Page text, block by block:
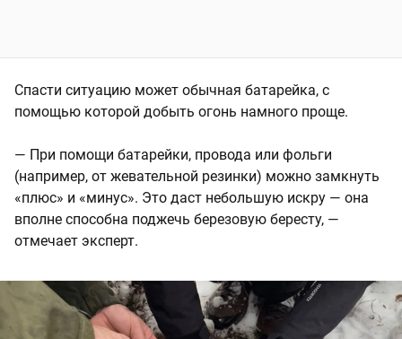
Спасти ситуацию может обычная батарейка, с
помощью которой добыть огонь намного проще.
— При помощи батарейки, провода или фольги
(например, от жевательной резинки) можно замкнуть
«плюс» и «минус». Это даст небольшую искру — она
вполне способна поджечь березовую бересту, —
отмечает эксперт.